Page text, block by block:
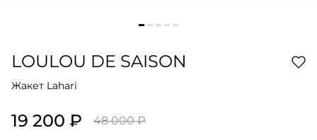
LOULOU DE SAISON
Жакет Lahari
19 200 ₽ 48 000 ₽